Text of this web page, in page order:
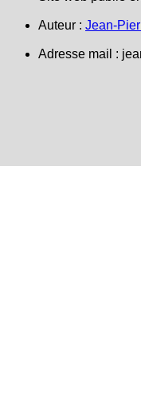
Auteur : Jean-
Adresse mail :